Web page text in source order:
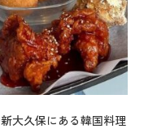
大久保にある韓国料理